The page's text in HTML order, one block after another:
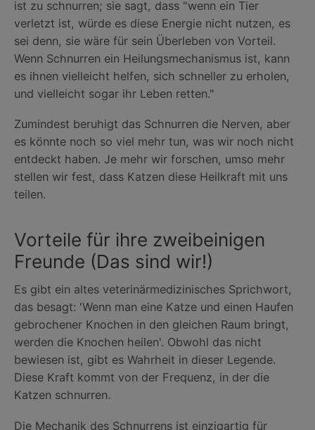
ist zu schnurren; sie sagt, dass "wenn ein Tier
verletzt ist, würde es diese Energie nicht nutzen, es
sei denn, sie wäre für sein Überleben von Vorteil.
Wenn Schnurren ein Heilungsmechanismus ist, kann
es ihnen vielleicht helfen, sich schneller zu erholen,
und vielleicht sogar ihr Leben retten."
Zumindest beruhigt das Schnurren die Nerven, aber
es könnte noch so viel mehr tun, was wir noch nicht
entdeckt haben. Je mehr wir forschen, umso mehr
stellen wir fest, dass Katzen diese Heilkraft mit uns
teilen.
Vorteile für ihre zweibeinigen
Freunde (Das sind wir!)
Es gibt ein altes veterinärmedizinisches Sprichwort,
das besagt: 'Wenn man eine Katze und einen Haufen
gebrochener Knochen in den gleichen Raum bringt,
werden die Knochen heilen'. Obwohl das nicht
bewiesen ist, gibt es Wahrheit in dieser Legende.
Diese Kraft kommt von der Frequenz, in der die
Katzen schnurren.
Die Mechanik des Schnurrens ist einzigartig für